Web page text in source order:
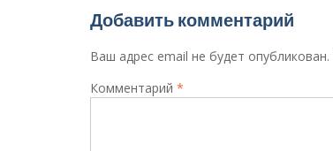
записям
Добавить комментарий
Ваш адрес email не будет опубликован.
Комментарий *